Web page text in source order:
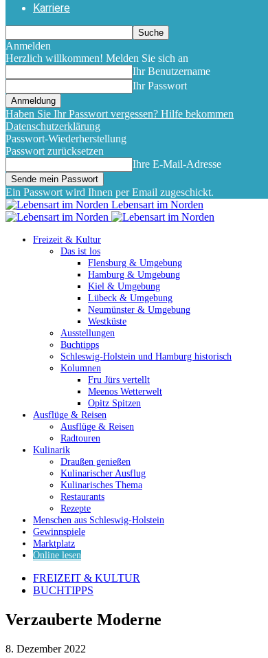
Karriere
Anmelden
Herzlich willkommen! Melden Sie sich an
Ihr Benutzername
Ihr Passwort
Haben Sie Ihr Passwort vergessen? Hilfe bekommen
Datenschutzerklärung
Passwort-Wiederherstellung
Passwort zurücksetzen
Ihre E-Mail-Adresse
Ein Passwort wird Ihnen per Email zugeschickt.
Lebensart im Norden
Freizeit & Kultur
Das ist los
Flensburg & Umgebung
Hamburg & Umgebung
Kiel & Umgebung
Lübeck & Umgebung
Neumünster & Umgebung
Westküste
Ausstellungen
Buchtipps
Schleswig-Holstein und Hamburg historisch
Kolumnen
Fru Jürs vertellt
Meenos Wetterwelt
Opitz Spitzen
Ausflüge & Reisen
Ausflüge & Reisen
Radtouren
Kulinarik
Draußen genießen
Kulinarischer Ausflug
Kulinarisches Thema
Restaurants
Rezepte
Menschen aus Schleswig-Holstein
Gewinnspiele
Marktplatz
Online lesen
FREIZEIT & KULTUR
BUCHTIPPS
Verzauberte Moderne
8. Dezember 2022